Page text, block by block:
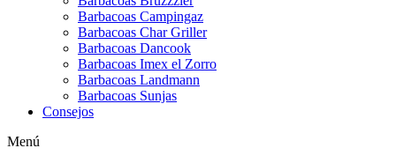
Barbacoas Campingaz
Barbacoas Char Griller
Barbacoas Dancook
Barbacoas Imex el Zorro
Barbacoas Landmann
Barbacoas Sunjas
Consejos
Menú